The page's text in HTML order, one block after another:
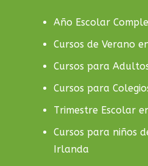
Año Escolar
Cursos de Verano
Cursos para
Cursos para
Trimestre Escolar
Cursos para niños
Irlanda